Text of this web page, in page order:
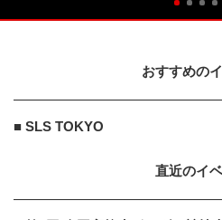
おすすめの
■ SLS TOKYO
直近のイ